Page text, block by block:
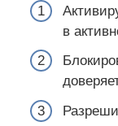
в